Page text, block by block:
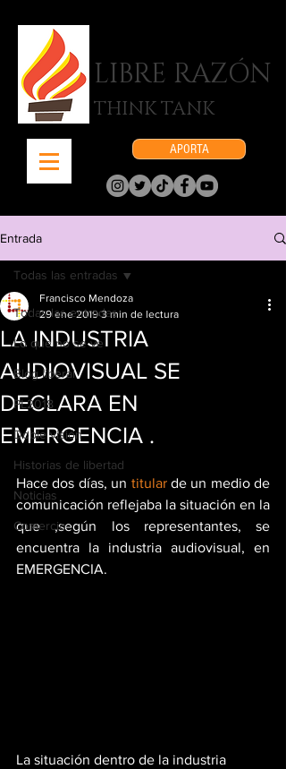
LIBRE RAZÓN
THINK TANK
APORTA
Entrada
Todas las entradas
Lo que no se ve
Blog liberal
PL2018
Doble visión
Historias de libertad
Noticias
Comercio
Todas las entradas
LA INDUSTRIA
AUDIOVISUAL SE
DECLARA EN
EMERGENCIA .
Francisco Mendoza
29 ene 2019 3 min de lectura
Hace dos días, un titular de un medio de
comunicación reflejaba la situación en la
que ,según los representantes, se
encuentra la industria audiovisual, en
EMERGENCIA.
La situación dentro de la industria